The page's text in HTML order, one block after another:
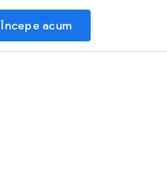
Începe acum